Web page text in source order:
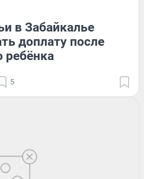
в Забайкалье
доплату после
ребёнка
5